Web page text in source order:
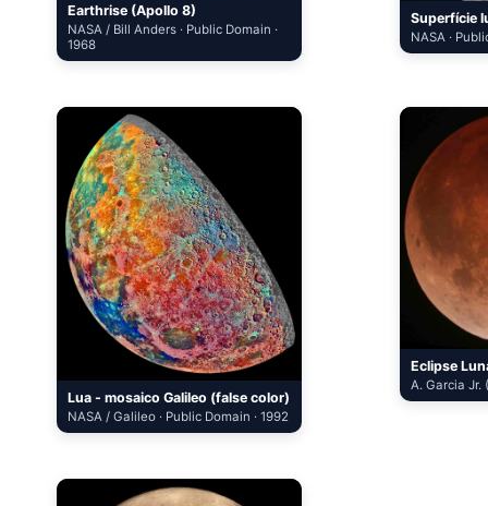
Earthrise (Apollo 8)
NASA / Bill Anders · Public Domain ·
1968
Superfície
NASA ·
Lua - mosaico Galileo (false color)
NASA / Galileo · Public Domain · 1992
Eclipse
A. Garcia Jr.